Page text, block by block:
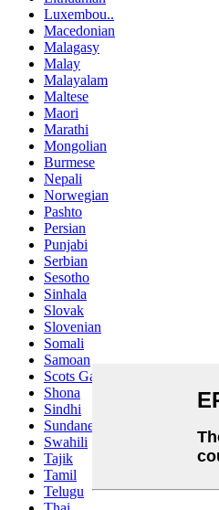
Luxembou..
Macedonian
Malagasy
Malay
Malayalam
Maltese
Maori
Marathi
Mongolian
Burmese
Nepali
Norwegian
Pashto
Persian
Punjabi
Serbian
Sesotho
Sinhala
Slovak
Slovenian
Somali
Samoan
Scots Gaelic
Shona
Sindhi
Sundanese
Swahili
Tajik
Tamil
Telugu